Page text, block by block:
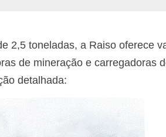
2,5 toneladas, a Raiso oferece
de mineração e carregadoras
detalhada: